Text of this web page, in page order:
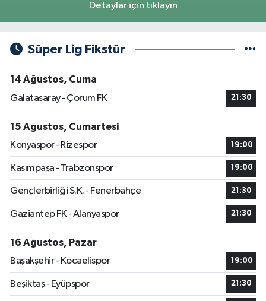
Detaylar için tıklayın
Süper Lig Fikstür
14 Ağustos, Cuma
Galatasaray - Çorum FK
21:30
15 Ağustos, Cumartesi
Konyaspor - Rizespor
19:00
Kasımpaşa - Trabzonspor 19:00
Gençlerbirliği S.K. - Fenerbahçe 21:30
Gaziantep FK - Alanyaspor 21:30
16 Ağustos, Pazar
Başakşehir - Kocaelispor
19:00
Beşiktaş - Eyüpspor 21:30